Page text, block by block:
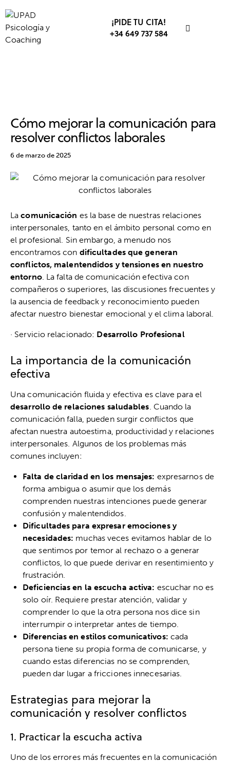
¡PIDE TU CITA!
+34 649 737 584
Cómo mejorar la comunicación para
resolver conflictos laborales
6 de marzo de 2025
Lacomunicación es la base de nuestras relaciones
interpersonales, tanto en el ámbito personal como en
el profesional. Sin embargo, a menudo nos
encontramos con dificultades que generan
conflictos, malentendidos y tensiones en nuestro
entorno. La falta de comunicación efectiva con
compañeros o superiores, las discusiones frecuentes y
la ausencia de feedback y reconocimiento pueden
afectar nuestro bienestar emocional y el clima laboral.
· Servicio relacionado: Desarrollo Profesional
La importancia de la comunicación
efectiva
Una comunicación fluida y efectiva es clave para el
desarrollo de relaciones saludables. Cuando la
comunicación falla, pueden surgir conflictos que
afectan nuestra autoestima, productividad y relaciones
interpersonales. Algunos de los problemas más
comunes incluyen:
Falta de claridad en los mensajes: expresarnos de
forma ambigua o asumir que los demás
comprenden nuestras intenciones puede generar
confusión y malentendidos.
Dificultades para expresar emociones y
necesidades: muchas veces evitamos hablar de lo
que sentimos por temor al rechazo o a generar
conflictos, lo que puede derivar en resentimiento y
frustración.
Deficiencias en la escucha activa: escuchar no es
solo oír. Requiere prestar atención, validar y
comprender lo que la otra persona nos dice sin
interrumpir o interpretar antes de tiempo.
Diferencias en estilos comunicativos: cada
persona tiene su propia forma de comunicarse, y
cuando estas diferencias no se comprenden,
pueden dar lugar a fricciones innecesarias.
Estrategias para mejorar la
comunicación y resolver conflictos
1. Practicar la escucha activa
Uno de los errores más frecuentes en la comunicación